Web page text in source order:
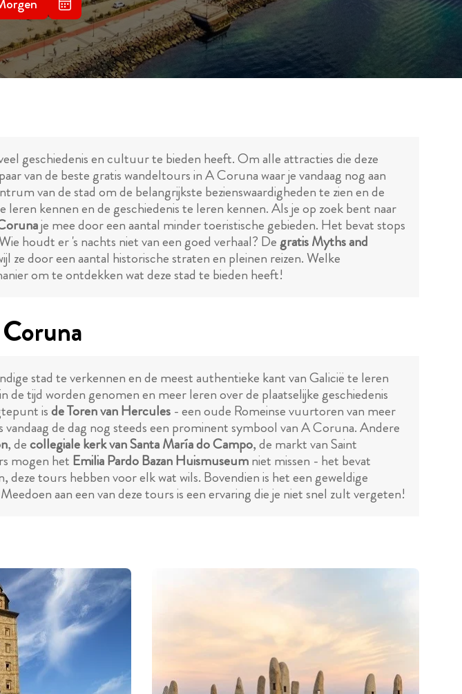
geschiedenis en cultuur te bieden heeft. Om alle attracties die deze
van de beste gratis wandeltours in A Coruna waar je vandaag nog aan
van de stad om de belangrijkste bezienswaardigheden te zien en de
kennen en de geschiedenis te leren kennen. Als je op zoek bent naar
je mee door een aantal minder toeristische gebieden. Het bevat stops
houdt er 's nachts niet van een goed verhaal? Degratis Myths and
ze door een aantal historische straten en pleinen reizen. Welke
om te ontdekken wat deze stad te bieden heeft!
stad te verkennen en de meest authentieke kant van Galicië te leren
tijd worden genomen en meer leren over de plaatselijke geschiedenis
isde Toren van Hercules - een oude Romeinse vuurtoren van meer
de dag nog steeds een prominent symbool van A Coruna. Andere
, decollegiale kerk van Santa María do Campo, de markt van Saint
mogen het Emilia Pardo Bazan Huismuseumniet missen - het bevat
tours hebben voor elk wat wils. Bovendien is het een geweldige
aan een van deze tours is een ervaring die je niet snel zult vergeten!